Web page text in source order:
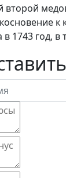
второй
к
в 1743 год,